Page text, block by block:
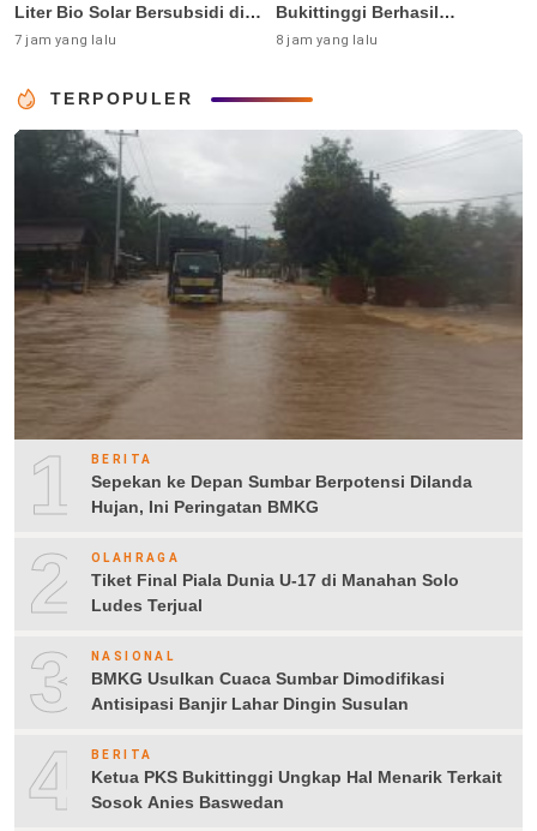
Liter Bio Solar Bersubsidi di
Padang
7 jam yang lalu
Bukittinggi Berhasil
Dibangun
8 jam yang lalu
TERPOPULER
1 BERITA
Sepekan ke Depan Sumbar Berpotensi Dilanda
Hujan, Ini Peringatan BMKG
2 OLAHRAGA
Tiket Final Piala Dunia U-17 di Manahan Solo
Ludes Terjual
3 NASIONAL
BMKG Usulkan Cuaca Sumbar Dimodifikasi
Antisipasi Banjir Lahar Dingin Susulan
4 BERITA
Ketua PKS Bukittinggi Ungkap Hal Menarik Terkait
Sosok Anies Baswedan